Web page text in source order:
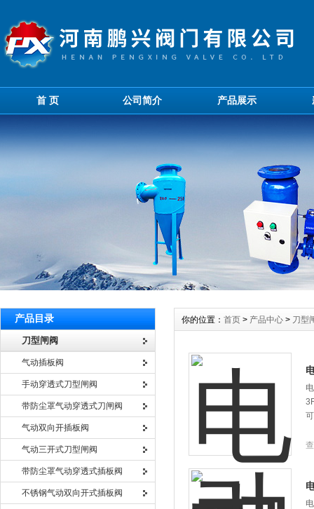
首 页 公司简介 产品展示
产品目录
刀型闸阀
气动插板阀
手动穿透式刀型闸阀
带防尘罩气动穿透式刀闸阀
气动双向开插板阀
气动三开式刀型闸阀
带防尘罩气动穿透式插板阀
不锈钢气动双向开式插板阀
你的位置： 首页 > 产品中心 > 刀型